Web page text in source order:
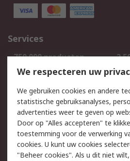
Services
750.000 producten
Bestellen
Track & Trace
Wettelijk
Cookiebeleid
Privacybeleid
We respecteren uw
We gebruiken cookies en andere
statistische gebruiksanalyses,
advertenties weer te geven op
Door op "Alles accepteren" te
toestemming voor de verwerking
cookies. U kunt uw cookies
"Beheer cookies". Als u dit niet